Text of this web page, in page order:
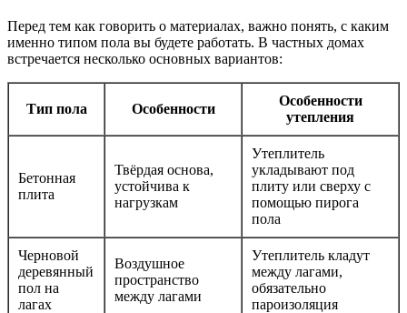
Перед тем как говорить о материалах, важно понять, с каким
именно типом пола вы будете работать. В частных домах
встречается несколько основных вариантов:
Тип пола Особенности
Особенности
утепления
Бетонная
плита
Твёрдая основа,
устойчива к
нагрузкам
Утеплитель
укладывают под
плиту или сверху с
помощью пирога
пола
Черновой
деревянный
пол на
лагах
Воздушное
пространство
между лагами
Утеплитель кладут
между лагами,
обязательно
пароизоляция